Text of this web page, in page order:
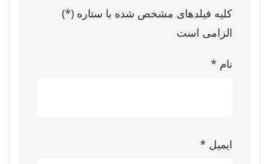
کلیه فیلدهای مشخص شده با ستاره (*)
الزامی است
نام *
ایمیل *